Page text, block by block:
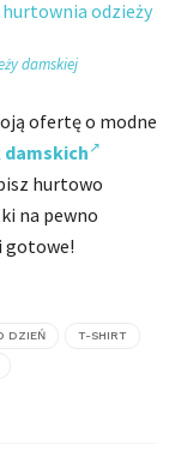
damskiej
ofertę o modne
hurtowo
na pewno
gotowe!
DZIEŃ T-SHIRT